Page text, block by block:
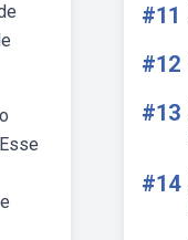
#11
#12
#13
#14